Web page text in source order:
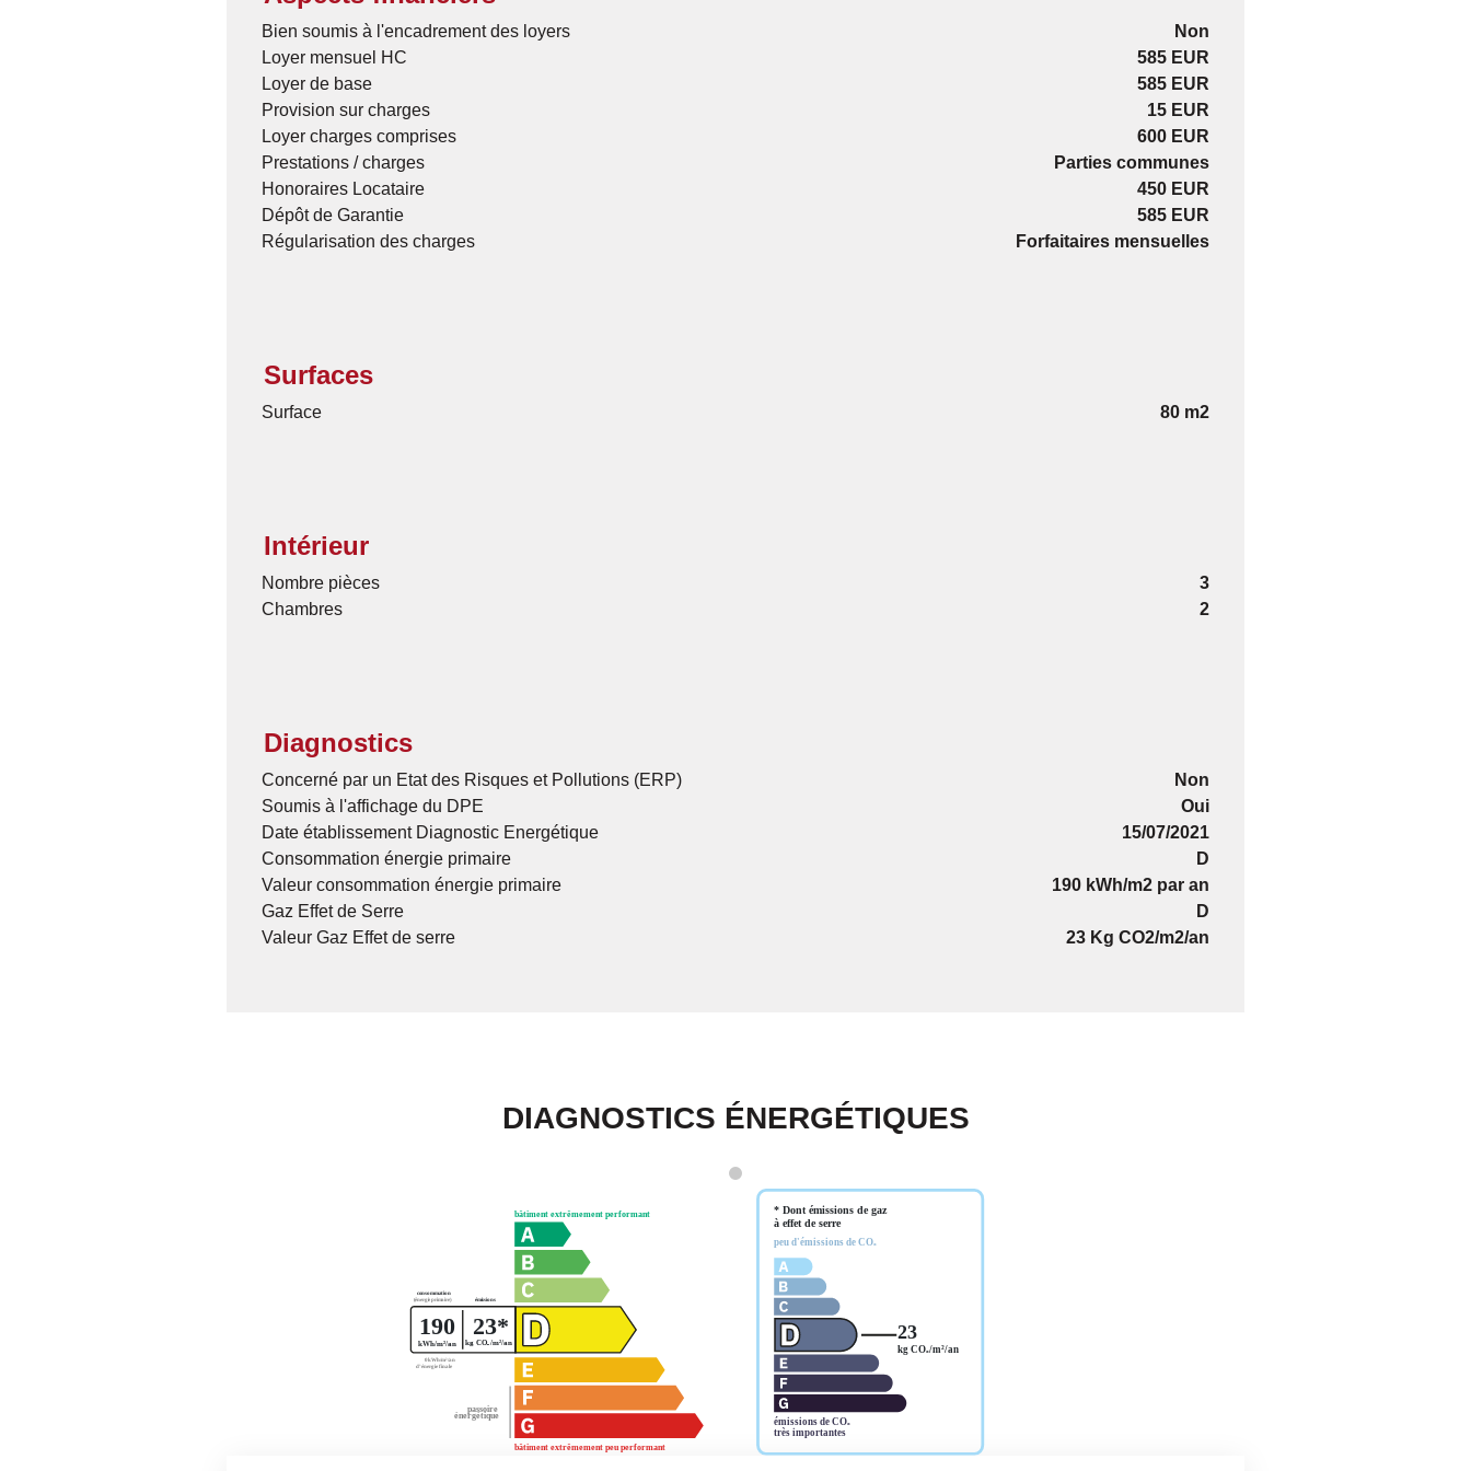
Bien soumis à l'encadrement des loyers
Non
Loyer mensuel HC
585 EUR
Loyer de base
585 EUR
Provision sur charges
15 EUR
Loyer charges comprises
600 EUR
Prestations / charges
Parties communes
Honoraires Locataire
450 EUR
Dépôt de Garantie
585 EUR
Régularisation des charges
Forfaitaires mensuelles
Surfaces
Surface 80 m2
Intérieur
Nombre pièces
3
Chambres
2
Diagnostics
Concerné par un Etat des Risques et Pollutions (ERP)
Non
Soumis à l'affichage du DPE
Oui
Date établissement Diagnostic Energétique
15/07/2021
Consommation énergie primaire
D
Valeur consommation énergie primaire
190 kWh/m2 par an
Gaz Effet de Serre
D
Valeur Gaz Effet de serre
23 Kg CO2/m2/an
DIAGNOSTICS ÉNERGÉTIQUES